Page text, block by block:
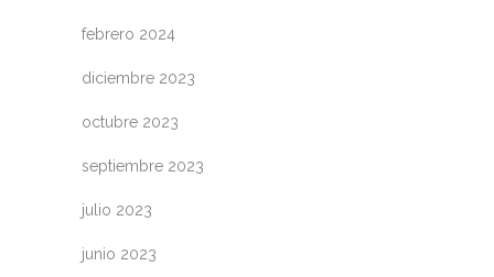
febrero 2024
diciembre 2023
octubre 2023
septiembre 2023
julio 2023
junio 2023